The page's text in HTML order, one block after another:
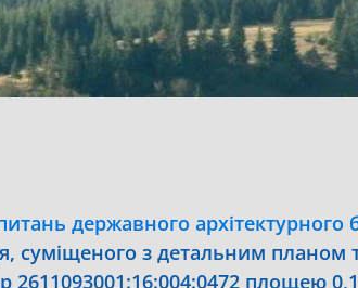
державного
суміщеного з детальним планом
2611093001:16:004:0472 площею